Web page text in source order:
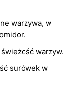
warzywa, w
warzyw.
surówek w